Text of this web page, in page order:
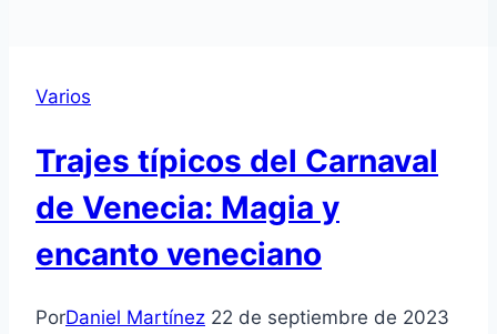
Varios
Trajes típicos del Carnaval
de Venecia: Magia y
encanto veneciano
PorDaniel Martínez 22 de septiembre de 2023